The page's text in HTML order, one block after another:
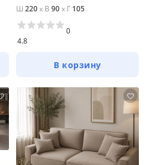
Ш 220x В 90x Г 105
4.8
0
В корзину